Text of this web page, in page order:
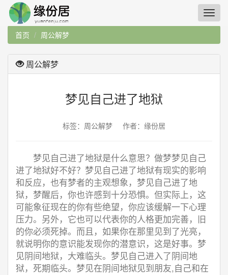
首页 周公解梦
周公解梦
梦见自己进了地狱
标签：周公解梦 作者：缘份居
梦见自己进了地狱是什么意思？做梦梦见自己
进了地狱好不好？梦见自己进了地狱有现实的影响
和反应，也有梦者的主观想象，梦见自己进了地
狱，梦醒后，你也许感到十分恐惧。但实际上，这
可能象征现在的你有些绝望，你应该缓解一下心理
压力。另外，它也可以代表你的人格更加完善，旧
的你必须死掉。而且，如果你在那里见到了光亮，
就说明你的意识能发现你的潜意识，这是好事。梦
见阴间地狱，大难临头。梦见自己进入了阴间地
狱，死期临头。梦见在阴间地狱见到朋友,自己和在